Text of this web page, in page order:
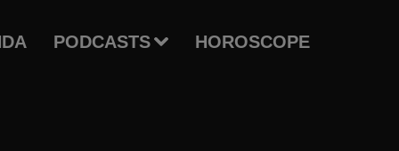
PODCASTS HOROSCOPE